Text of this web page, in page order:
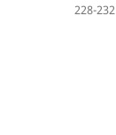
228-232